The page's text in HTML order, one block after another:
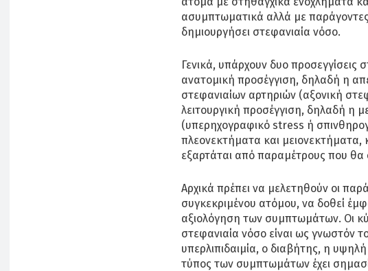
ασυμπτωματικά αλλά με
δημιουργήσει στεφανιαία νόσο.
Γενικά, υπάρχουν δυο προσεγγίσεις
ανατομική προσέγγιση, δηλαδή η
στεφανιαίων αρτηριών (αξονική
λειτουργική προσέγγιση, δηλαδή η
(υπερηχογραφικό stress ή
πλεονεκτήματα και μειονεκτήματα,
εξαρτάται από παραμέτρους που θα
Αρχικά πρέπει να μελετηθούν οι
συγκεκριμένου ατόμου, να δοθεί
αξιολόγηση των συμπτωμάτων. Οι
στεφανιαία νόσο είναι ως γνωστόν
υπερλιπιδαιμία, ο διαβήτης, η
τύπος των συμπτωμάτων έχει